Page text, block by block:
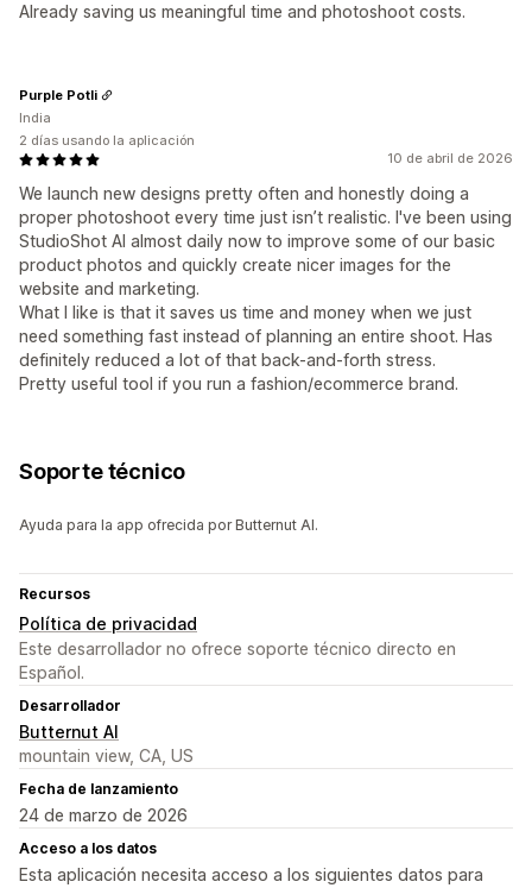
Already saving us meaningful time and photoshoot costs.
10 de abril de 2026
We launch new designs pretty often and honestly doing a
proper photoshoot every time just isn’t realistic. I've been using
StudioShot AI almost daily now to improve some of our basic
product photos and quickly create nicer images for the
website and marketing.
What I like is that it saves us time and money when we just
need something fast instead of planning an entire shoot. Has
definitely reduced a lot of that back-and-forth stress.
Pretty useful tool if you run a fashion/ecommerce brand.
Purple Potli
India
2 días usando la aplicación
Soporte técnico
Ayuda para la app ofrecida por Butternut AI.
Recursos
Política de privacidad
Este desarrollador no ofrece soporte técnico directo en
Español.
Desarrollador
Butternut AI
mountain view, CA, US
Fecha de lanzamiento
24 de marzo de 2026
Acceso a los datos
Esta aplicación necesita acceso a los siguientes datos para